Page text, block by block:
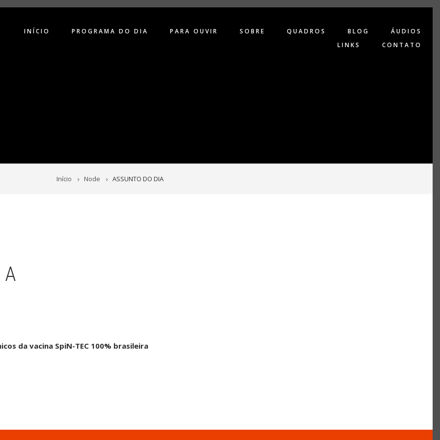
INÍCIO PROGRAMA DO DIA PARA OUVIR SOBRE QUADROS BLOG
ÁUDIOS
LINKS
CONTATO
Início Node ASSUNTO DO DIA
da vacina SpiN-TEC 100% brasileira